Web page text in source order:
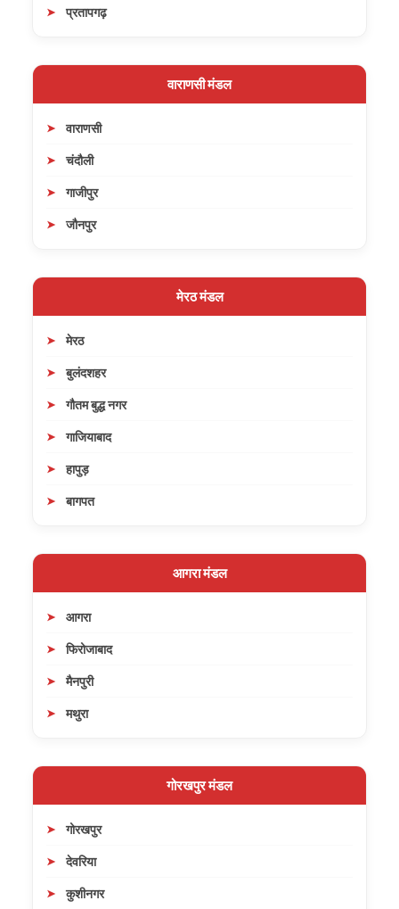
प्रतापगढ़
वाराणसी मंडल
वाराणसी
चंदौली
गाजीपुर
जौनपुर
मेरठ मंडल
मेरठ
बुलंदशहर
गौतम बुद्ध नगर
गाजियाबाद
हापुड़
बागपत
आगरा मंडल
आगरा
फिरोजाबाद
मैनपुरी
मथुरा
गोरखपुर मंडल
गोरखपुर
देवरिया
कुशीनगर